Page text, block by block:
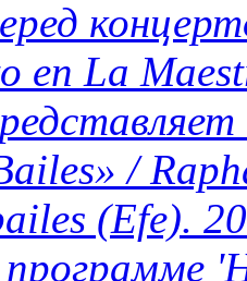
en La
/
(Efe).